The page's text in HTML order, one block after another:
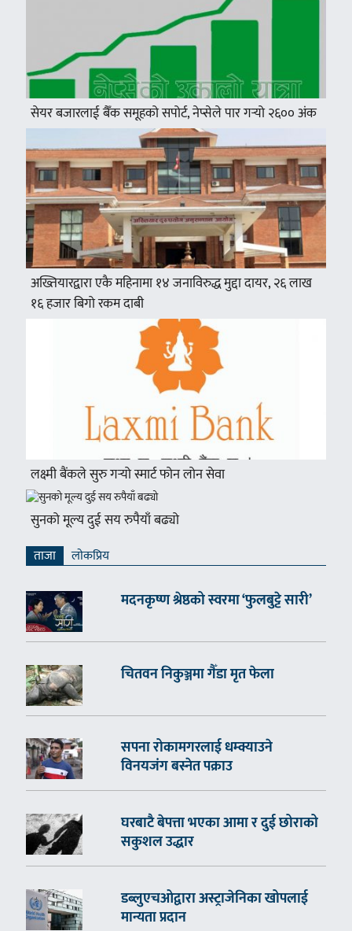
सेयर बजारलाई बैँक समूहको सपोर्ट, नेप्सेले पार गर्‍यो २६०० अंक
अख्तियारद्वारा एकै महिनामा १४ जनाविरुद्ध मुद्दा दायर, २६ लाख
१६ हजार बिगो रकम दाबी
लक्ष्मी बैंकले सुरु गर्‍यो स्मार्ट फोन लोन सेवा
सुनको मूल्य दुई सय रुपैयाँ बढ्यो
ताजा लाेकप्रिय
मदनकृष्ण श्रेष्ठको स्वरमा ‘फुलबुट्टे सारी’
चितवन निकुञ्जमा गैँडा मृत फेला
सपना रोकामगरलाई धम्क्याउने
विनयजंग बस्नेत पक्राउ
घरबाटै बेपत्ता भएका आमा र दुई छोराको
सकुशल उद्धार
डब्लुएचओद्वारा अस्ट्राजेनिका खोपलाई
मान्यता प्रदान